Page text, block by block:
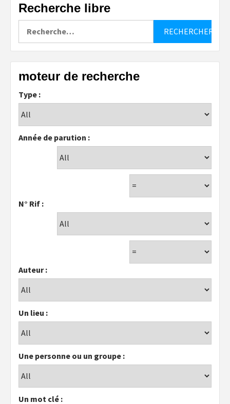
Recherche libre
moteur de recherche
Type :
Année de parution :
N° Rif :
Auteur :
Un lieu :
Une personne ou un groupe :
Un mot clé :